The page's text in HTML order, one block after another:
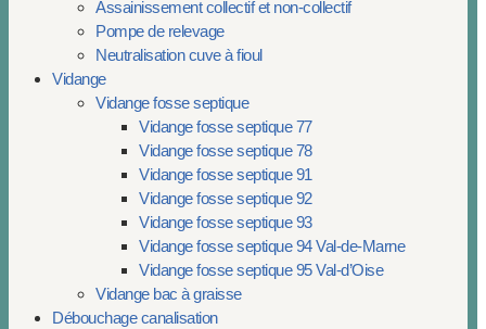
Assainissement collectif et non-collectif
Pompe de relevage
Neutralisation cuve à fioul
Vidange
Vidange fosse septique
Vidange fosse septique 77
Vidange fosse septique 78
Vidange fosse septique 91
Vidange fosse septique 92
Vidange fosse septique 93
Vidange fosse septique 94 Val-de-Marne
Vidange fosse septique 95 Val-d’Oise
Vidange bac à graisse
Débouchage canalisation